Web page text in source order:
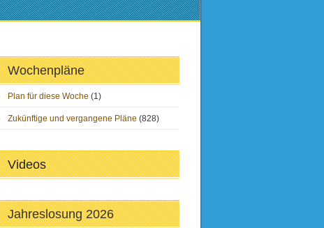
Wochenpläne
Plan für diese Woche (1)
Zukünftige und vergangene Pläne (828)
Videos
Jahreslosung 2026